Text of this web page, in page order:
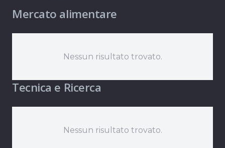
Mercato alimentare
Nessun risultato trovato.
Tecnica e Ricerca
Nessun risultato trovato.